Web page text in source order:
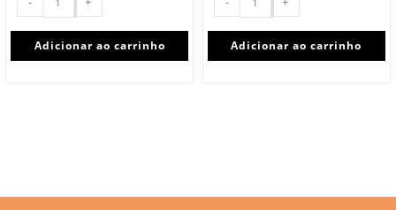
Adicionar ao carrinho Adicionar ao carrinho